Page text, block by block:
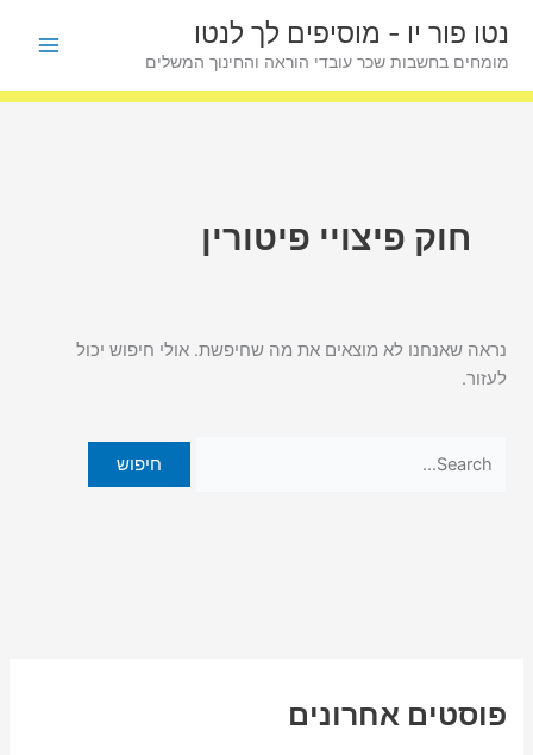
לתוכןנטו פור יו - מוסיפים לך לנטו
מומחים בחשבות שכר עובדי הוראה והחינוך המשלים
פוסטים אחרונים
ו
ו
חוק פיצויי פיטורין
נראה שאנחנו לא מוצאים את מה שחיפשת. אולי חיפוש יכול
לעזור.
for: